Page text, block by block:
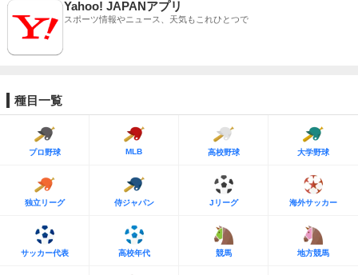
Yahoo! JAPANアプリ
スポーツ情報やニュース、天気もこれひとつで
種目一覧
プロ野球 MLB 高校野球 大学野球
独立リーグ 侍ジャパン Jリーグ 海外サッカー
サッカー代表 高校年代 競馬 地方競馬